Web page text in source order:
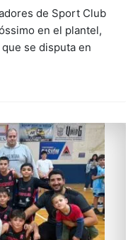
de Sport Club
en el plantel,
se disputa en